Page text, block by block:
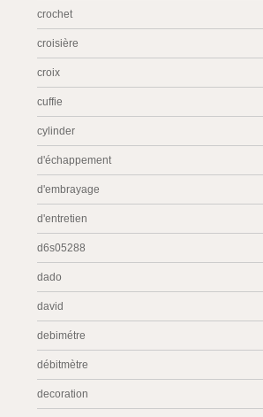
crochet
croisière
croix
cuffie
cylinder
d'échappement
d'embrayage
d'entretien
d6s05288
dado
david
debimétre
débitmètre
decoration